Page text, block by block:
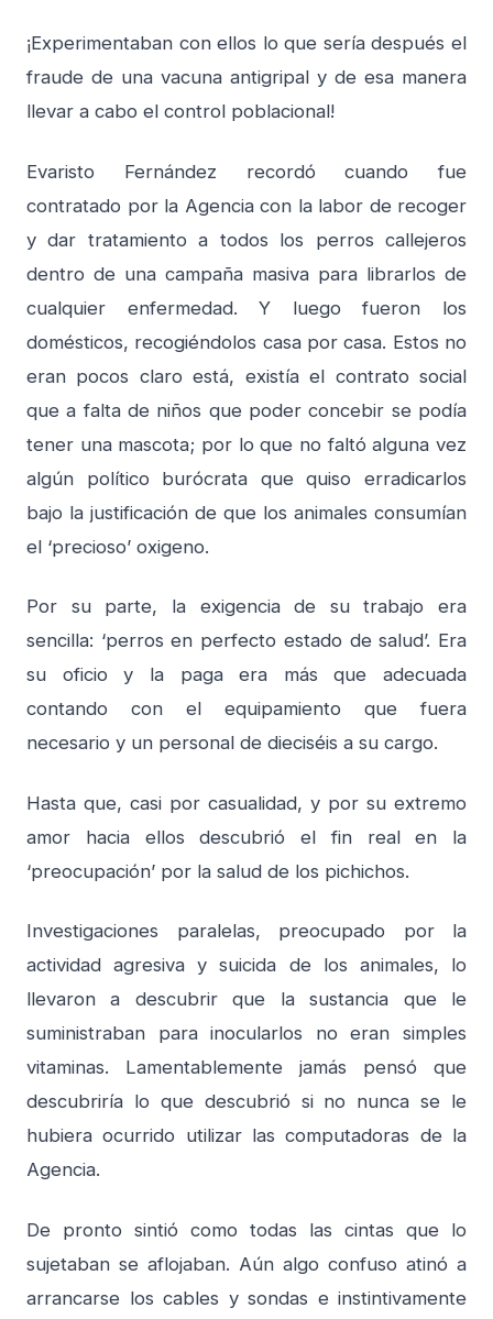
¡Experimentaban con ellos lo que sería después el
fraude de una vacuna antigripal y de esa manera
llevar a cabo el control poblacional!
Evaristo Fernández recordó cuando fue
contratado por la Agencia con la labor de recoger
y dar tratamiento a todos los perros callejeros
dentro de una campaña masiva para librarlos de
cualquier enfermedad. Y luego fueron los
domésticos, recogiéndolos casa por casa. Estos no
eran pocos claro está, existía el contrato social
que a falta de niños que poder concebir se podía
tener una mascota; por lo que no faltó alguna vez
algún político burócrata que quiso erradicarlos
bajo la justificación de que los animales consumían
el ‘precioso’ oxigeno.
Por su parte, la exigencia de su trabajo era
sencilla: ‘perros en perfecto estado de salud’. Era
su oficio y la paga era más que adecuada
contando con el equipamiento que fuera
necesario y un personal de dieciséis a su cargo.
Hasta que, casi por casualidad, y por su extremo
amor hacia ellos descubrió el fin real en la
‘preocupación’ por la salud de los pichichos.
Investigaciones paralelas, preocupado por la
actividad agresiva y suicida de los animales, lo
llevaron a descubrir que la sustancia que le
suministraban para inocularlos no eran simples
vitaminas. Lamentablemente jamás pensó que
descubriría lo que descubrió si no nunca se le
hubiera ocurrido utilizar las computadoras de la
Agencia.
De pronto sintió como todas las cintas que lo
sujetaban se aflojaban. Aún algo confuso atinó a
arrancarse los cables y sondas e instintivamente